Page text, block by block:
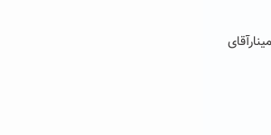
علمی سمینارآقای